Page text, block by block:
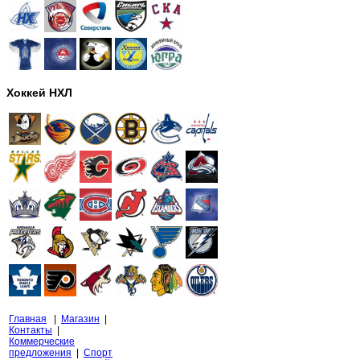
Хоккей НХЛ
Главная Магазин
Контакты
Коммерческие
предложения
Спорт